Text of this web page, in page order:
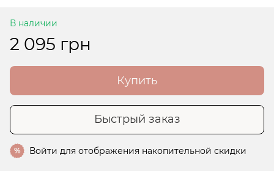
В наличии
2 095 грн
Купить
Быстрый заказ
% Войти для отображения накопительной скидки